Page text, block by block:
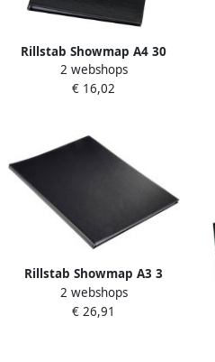
Rillstab Showmap A4 30
tassen + transparante
voortas
2 webshops
€ 16,02
Rillstab Showmap A3 3
kanaals 36 tassen zwart
2 webshops
€ 26,91